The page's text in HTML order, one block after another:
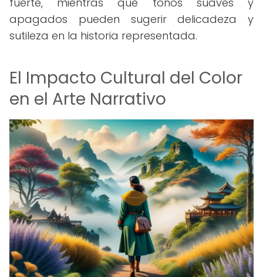
apagados pueden sugerir delicadeza y
sutileza en la historia representada.
El Impacto Cultural del Color
en el Arte Narrativo